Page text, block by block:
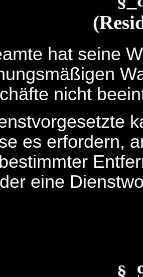
hat seine
nicht
es erfordern,
eine